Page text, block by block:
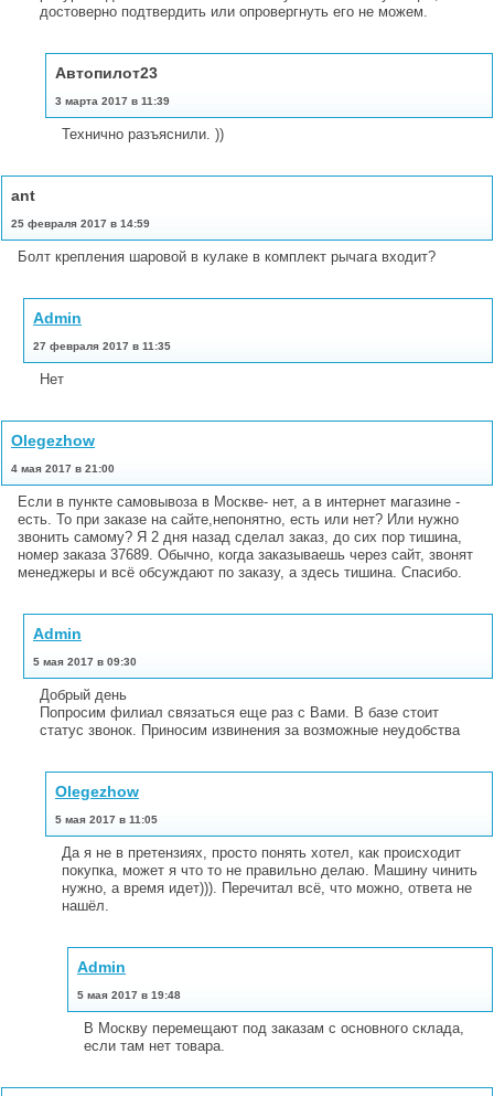
достоверно подтвердить или опровергнуть его не можем.
Автопилот23
3 марта 2017 в 11:39
Технично разъяснили. ))
ant
25 февраля 2017 в 14:59
Болт крепления шаровой в кулаке в комплект рычага входит?
Admin
27 февраля 2017 в 11:35
Нет
Olegezhow
4 мая 2017 в 21:00
Если в пункте самовывоза в Москве- нет, а в интернет магазине -
есть. То при заказе на сайте,непонятно, есть или нет? Или нужно
звонить самому? Я 2 дня назад сделал заказ, до сих пор тишина,
номер заказа 37689. Обычно, когда заказываешь через сайт, звонят
менеджеры и всё обсуждают по заказу, а здесь тишина. Спасибо.
Admin
5 мая 2017 в 09:30
Добрый день
Попросим филиал связаться еще раз с Вами. В базе стоит
статус звонок. Приносим извинения за возможные неудобства
Olegezhow
5 мая 2017 в 11:05
Да я не в претензиях, просто понять хотел, как происходит
покупка, может я что то не правильно делаю. Машину чинить
нужно, а время идет))). Перечитал всё, что можно, ответа не
нашёл.
Admin
5 мая 2017 в 19:48
В Москву перемещают под заказам с основного склада,
если там нет товара.